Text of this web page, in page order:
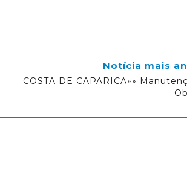
Notícia mais
COSTA DE CAPARICA»»